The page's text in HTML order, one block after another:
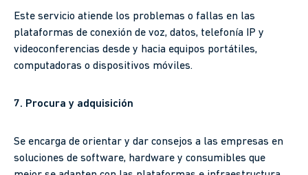
Este servicio atiende los problemas o fallas en las
plataformas de conexión de voz, datos, telefonía IP y
videoconferencias desde y hacia equipos portátiles,
computadoras o dispositivos móviles.
7. Procura y adquisición
Se encarga de orientar y dar consejos a las empresas en
soluciones de software, hardware y consumibles que